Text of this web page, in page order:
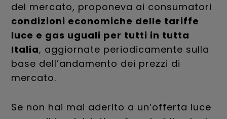
del mercato, proponeva ai consumatori
condizioni economiche delle tariffe
luce e gas uguali per tutti in tutta
Italia, aggiornate periodicamente sulla
base dell’andamento dei prezzi di
mercato.
Se non hai mai aderito a un’offerta luce